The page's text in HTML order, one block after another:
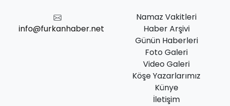
info@furkanhaber.net
Namaz Vakitleri
Haber Arşivi
Günün Haberleri
Foto Galeri
Video Galeri
Köşe Yazarlarımız
Künye
İletişim